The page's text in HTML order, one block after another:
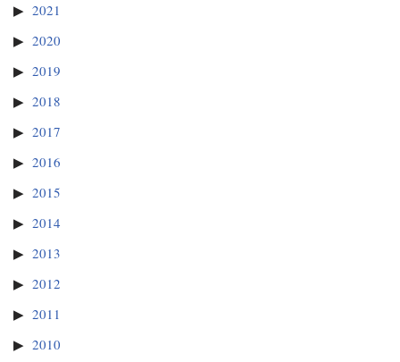
2021
2020
2019
2018
2017
2016
2015
2014
2013
2012
2011
2010